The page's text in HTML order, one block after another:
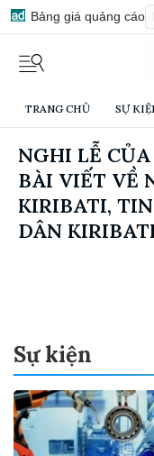
Bảng giá quảng cáo
TRANG CHỦ SỰ
NGHI LỄ
BÀI VIẾT VỀ
KIRIBATI,
DÂN
Sự kiện